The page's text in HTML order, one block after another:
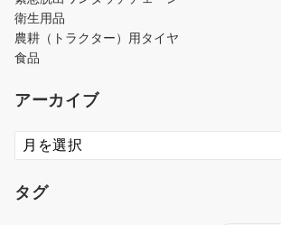
衛生用品
農耕（トラクター）用タイヤ
食品
アーカイブ
ア
ー
イ
タグ